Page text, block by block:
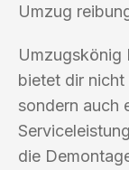
Umzug
Umzugskönig
bietet dir nicht
sondern auch
die